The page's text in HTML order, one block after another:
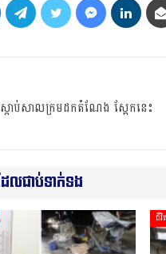
តាប់សាលក្រមដកតំណែង ស្អែកនេះ
ែលជាប់ទាក់ទង
ជី